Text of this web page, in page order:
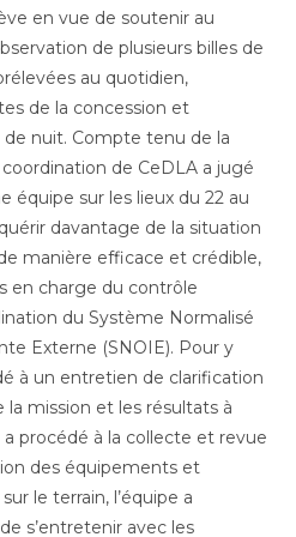
en vue de soutenir au
de plusieurs billes de
au quotidien,
de la concession et
nuit. Compte tenu de la
de CeDLA a jugé
équipe sur les lieux du 22 au
davantage de la situation
manière efficace et crédible,
en charge du contrôle
du Système Normalisé
Externe (SNOIE). Pour y
à un entretien de clarification
mission et les résultats à
procédé à la collecte et revue
des équipements et
le terrain, l’équipe a
s’entretenir avec les